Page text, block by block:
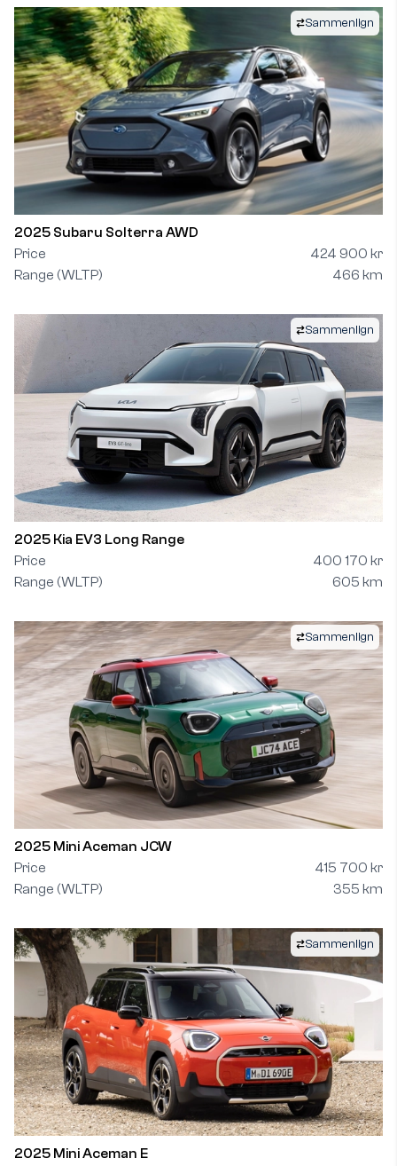
Sammenlign
2025 Subaru Solterra AWD
Price
424 900 kr
Range (WLTP)
466 km
Sammenlign
2025 Kia EV3 Long Range
Price
400 170 kr
Range (WLTP)
605 km
Sammenlign
2025 Mini Aceman JCW
Price
415 700 kr
Range (WLTP)
355 km
Sammenlign
2025 Mini Aceman E